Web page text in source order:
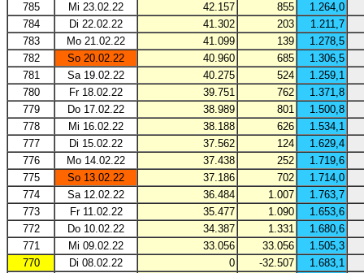
785
Mi 23.02.22 42.157 855
1.264,0
784
Di 22.02.22 41.302 203
1.211,7
783
Mo 21.02.22 41.099 139
1.278,5
782
So 20.02.22 40.960 685
1.306,5
781
Sa 19.02.22 40.275 524
1.259,1
780
Fr 18.02.22 39.751 762
1.371,8
779
Do 17.02.22 38.989 801
1.500,8
778
Mi 16.02.22 38.188 626
1.534,1
777
Di 15.02.22 37.562 124
1.629,4
776
Mo 14.02.22 37.438 252
1.719,6
775
So 13.02.22 37.186 702
1.714,0
774
Sa 12.02.22 36.484 1.007
1.763,7
773
Fr 11.02.22 35.477 1.090
1.653,6
772
Do 10.02.22 34.387 1.331
1.680,6
771
Mi 09.02.22 33.056 33.056
1.505,3
770
Di 08.02.22 0 -32.507
1.683,1